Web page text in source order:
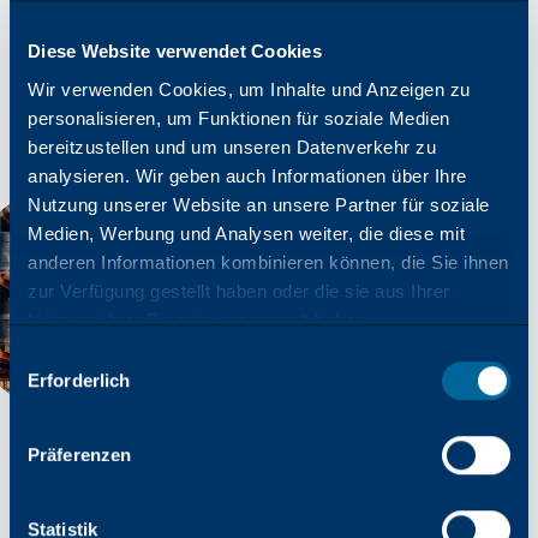
Diese Website verwendet Cookies
Wir verwenden Cookies, um Inhalte und Anzeigen zu
personalisieren, um Funktionen für soziale Medien
bereitzustellen und um unseren Datenverkehr zu
analysieren. Wir geben auch Informationen über Ihre
Nutzung unserer Website an unsere Partner für soziale
Medien, Werbung und Analysen weiter, die diese mit
anderen Informationen kombinieren können, die Sie ihnen
zur Verfügung gestellt haben oder die sie aus Ihrer
Nutzung ihrer Dienste gesammelt haben.
Auswahl
mitErforderlich
Präferenzen
Statistik